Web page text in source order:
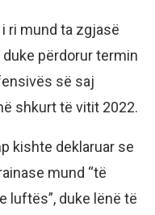
ri mund ta zgjasë
përdorur termin
së saj
shkurt të vitit 2022.
kishte deklaruar se
mund “të
luftës”, duke lënë të